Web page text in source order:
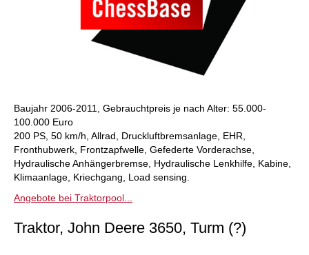
Baujahr 2006-2011, Gebrauchtpreis je nach Alter: 55.000-
100.000 Euro
200 PS, 50 km/h, Allrad, Druckluftbremsanlage, EHR,
Fronthubwerk, Frontzapfwelle, Gefederte Vorderachse,
Hydraulische Anhängerbremse, Hydraulische Lenkhilfe, Kabine,
Klimaanlage, Kriechgang, Load sensing.
Angebote bei Traktorpool...
Traktor, John Deere 3650, Turm (?)